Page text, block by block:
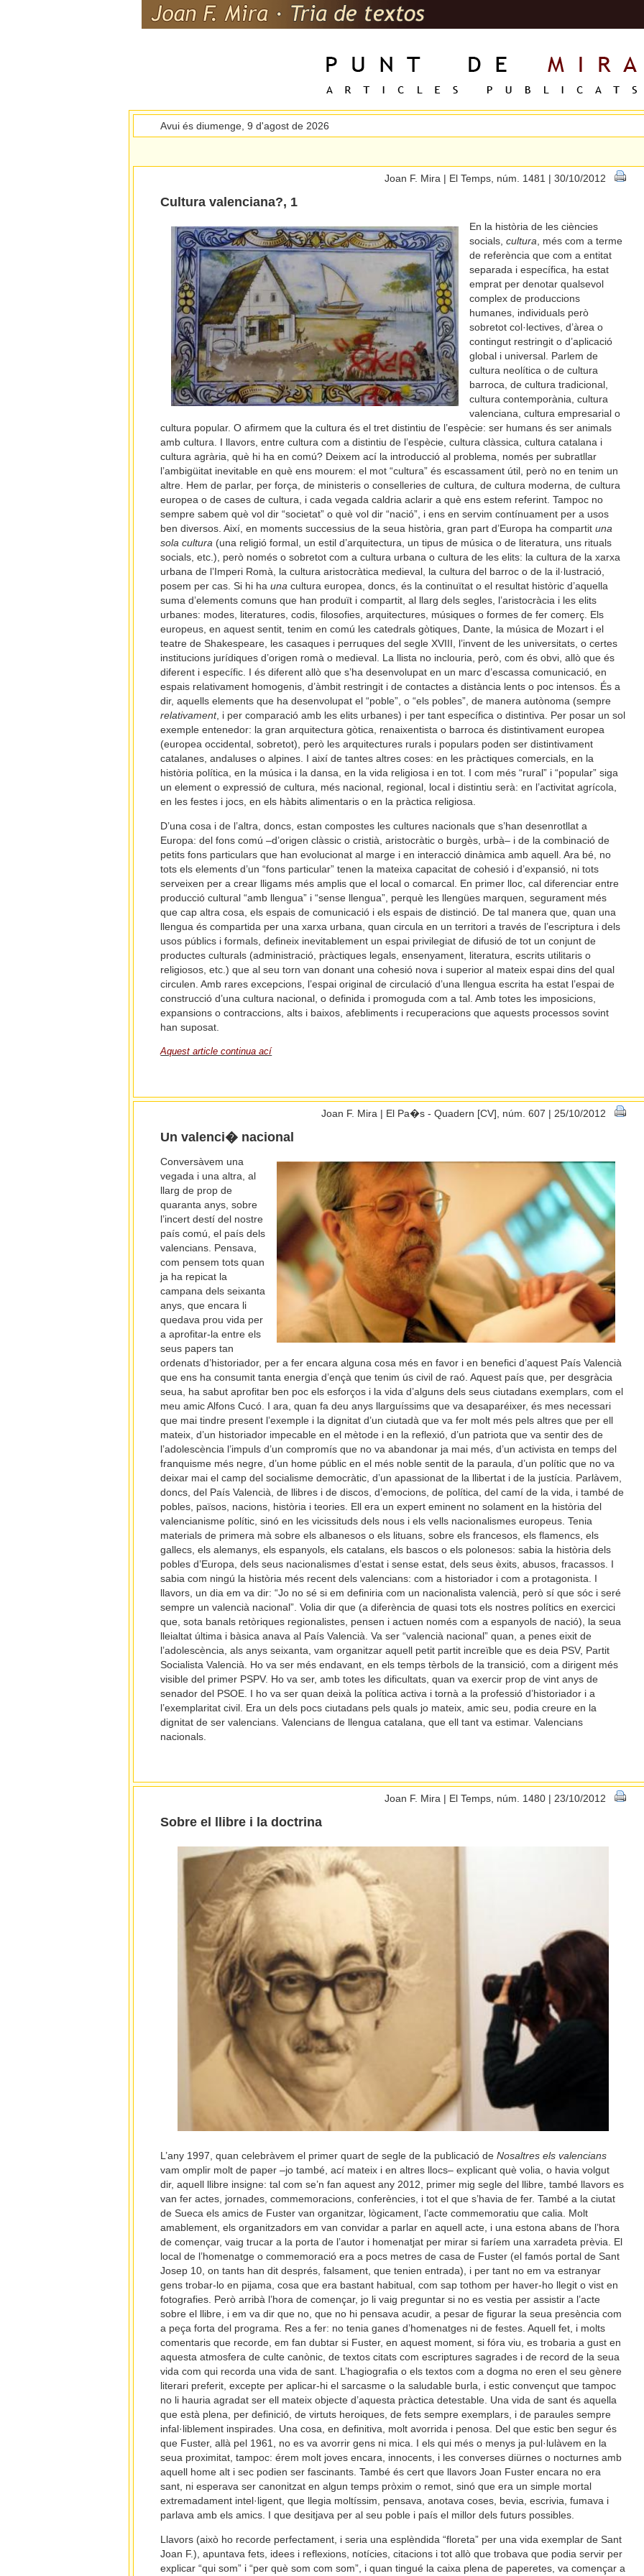
Avui és diumenge, 9 d'agost de 2026
Joan F. Mira | El Temps, núm. 1481 | 30/10/2012
Cultura valenciana?, 1
En la història de les ciències
socials,cultura, més com a terme
de referència que com a entitat
separada i específica, ha estat
emprat per denotar qualsevol
complex de produccions
humanes, individuals però
sobretot col·lectives, d’àrea o
contingut restringit o d’aplicació
global i universal. Parlem de
cultura neolítica o de cultura
barroca, de cultura tradicional,
cultura contemporània, cultura
valenciana, cultura empresarial o
cultura popular. O afirmem que la cultura és el tret distintiu de l’espècie: ser humans és ser animals
amb cultura. I llavors, entre cultura com a distintiu de l’espècie, cultura clàssica, cultura catalana i
cultura agrària, què hi ha en comú? Deixem ací la introducció al problema, només per subratllar
l’ambigüitat inevitable en què ens mourem: el mot “cultura” és escassament útil, però no en tenim un
altre. Hem de parlar, per força, de ministeris o conselleries de cultura, de cultura moderna, de cultura
europea o de cases de cultura, i cada vegada caldria aclarir a què ens estem referint. Tampoc no
sempre sabem què vol dir “societat” o què vol dir “nació”, i ens en servim contínuament per a usos
ben diversos. Així, en moments successius de la seua història, gran part d’Europa ha compartituna
sola cultura (una religió formal, un estil d’arquitectura, un tipus de música o de literatura, uns rituals
socials, etc.), però només o sobretot com a cultura urbana o cultura de les elits: la cultura de la xarxa
urbana de l’Imperi Romà, la cultura aristocràtica medieval, la cultura del barroc o de la il·lustració,
posem per cas. Si hi hauna cultura europea, doncs, és la continuïtat o el resultat històric d’aquella
suma d’elements comuns que han produït i compartit, al llarg dels segles, l’aristocràcia i les elits
urbanes: modes, literatures, codis, filosofies, arquitectures, músiques o formes de fer comerç. Els
europeus, en aquest sentit, tenim en comú les catedrals gòtiques, Dante, la música de Mozart i el
teatre de Shakespeare, les casaques i perruques del segle XVIII, l’invent de les universitats, o certes
institucions jurídiques d’origen romà o medieval. La llista no inclouria, però, com és obvi, allò que és
diferent i específic. I és diferent allò que s’ha desenvolupat en un marc d’escassa comunicació, en
espais relativament homogenis, d’àmbit restringit i de contactes a distància lents o poc intensos. És a
dir, aquells elements que ha desenvolupat el “poble”, o “els pobles”, de manera autònoma (sempre
relativament, i per comparació amb les elits urbanes) i per tant específica o distintiva. Per posar un sol
exemple entenedor: la gran arquitectura gòtica, renaixentista o barroca és distintivament europea
(europea occidental, sobretot), però les arquitectures rurals i populars poden ser distintivament
catalanes, andaluses o alpines. I així de tantes altres coses: en les pràctiques comercials, en la
història política, en la música i la dansa, en la vida religiosa i en tot. I com més “rural” i “popular” siga
un element o expressió de cultura, més nacional, regional, local i distintiu serà: en l’activitat agrícola,
en les festes i jocs, en els hàbits alimentaris o en la pràctica religiosa.
D’una cosa i de l’altra, doncs, estan compostes les cultures nacionals que s’han desenrotllat a
Europa: del fons comú –d’origen clàssic o cristià, aristocràtic o burgès, urbà– i de la combinació de
petits fons particulars que han evolucionat al marge i en interacció dinàmica amb aquell. Ara bé, no
tots els elements d’un “fons particular” tenen la mateixa capacitat de cohesió i d’expansió, ni tots
serveixen per a crear lligams més amplis que el local o comarcal. En primer lloc, cal diferenciar entre
producció cultural “amb llengua” i “sense llengua”, perquè les llengües marquen, segurament més
que cap altra cosa, els espais de comunicació i els espais de distinció. De tal manera que, quan una
llengua és compartida per una xarxa urbana, quan circula en un territori a través de l’escriptura i dels
usos públics i formals, defineix inevitablement un espai privilegiat de difusió de tot un conjunt de
productes culturals (administració, pràctiques legals, ensenyament, literatura, escrits utilitaris o
religiosos, etc.) que al seu torn van donant una cohesió nova i superior al mateix espai dins del qual
circulen. Amb rares excepcions, l’espai original de circulació d’una llengua escrita ha estat l’espai de
construcció d’una cultura nacional, o definida i promoguda com a tal. Amb totes les imposicions,
expansions o contraccions, alts i baixos, afebliments i recuperacions que aquests processos sovint
han suposat.
Aquest article continua ací
Joan F. Mira | El Pa�s - Quadern [CV], núm. 607 | 25/10/2012
Un valenci� nacional
Conversàvem una
vegada i una altra, al
llarg de prop de
quaranta anys, sobre
l’incert destí del nostre
país comú, el país dels
valencians. Pensava,
com pensem tots quan
ja ha repicat la
campana dels seixanta
anys, que encara li
quedava prou vida per
a aprofitar-la entre els
seus papers tan
ordenats d’historiador, per a fer encara alguna cosa més en favor i en benefici d’aquest País Valencià
que ens ha consumit tanta energia d’ençà que tenim ús civil de raó. Aquest país que, per desgràcia
seua, ha sabut aprofitar ben poc els esforços i la vida d’alguns dels seus ciutadans exemplars, com el
meu amic Alfons Cucó. I ara, quan fa deu anys llarguíssims que va desaparéixer, és mes necessari
que mai tindre present l’exemple i la dignitat d’un ciutadà que va fer molt més pels altres que per ell
mateix, d’un historiador impecable en el mètode i en la reflexió, d’un patriota que va sentir des de
l’adolescència l’impuls d’un compromís que no va abandonar ja mai més, d’un activista en temps del
franquisme més negre, d’un home públic en el més noble sentit de la paraula, d’un polític que no va
deixar mai el camp del socialisme democràtic, d’un apassionat de la llibertat i de la justícia. Parlàvem,
doncs, del País Valencià, de llibres i de discos, d’emocions, de política, del camí de la vida, i també de
pobles, països, nacions, història i teories. Ell era un expert eminent no solament en la història del
valencianisme polític, sinó en les vicissituds dels nous i els vells nacionalismes europeus. Tenia
materials de primera mà sobre els albanesos o els lituans, sobre els francesos, els flamencs, els
gallecs, els alemanys, els espanyols, els catalans, els bascos o els polonesos: sabia la història dels
pobles d’Europa, dels seus nacionalismes d’estat i sense estat, dels seus èxits, abusos, fracassos. I
sabia com ningú la història més recent dels valencians: com a historiador i com a protagonista. I
llavors, un dia em va dir: “Jo no sé si em definiria com un nacionalista valencià, però sí que sóc i seré
sempre un valencià nacional”. Volia dir que (a diferència de quasi tots els nostres polítics en exercici
que, sota banals retòriques regionalistes, pensen i actuen només com a espanyols de nació), la seua
lleialtat última i bàsica anava al País Valencià. Va ser “valencià nacional” quan, a penes eixit de
l’adolescència, als anys seixanta, vam organitzar aquell petit partit increïble que es deia PSV, Partit
Socialista Valencià. Ho va ser més endavant, en els temps tèrbols de la transició, com a dirigent més
visible del primer PSPV. Ho va ser, amb totes les dificultats, quan va exercir prop de vint anys de
senador del PSOE. I ho va ser quan deixà la política activa i tornà a la professió d’historiador i a
l’exemplaritat civil. Era un dels pocs ciutadans pels quals jo mateix, amic seu, podia creure en la
dignitat de ser valencians. Valencians de llengua catalana, que ell tant va estimar. Valencians
nacionals.
Joan F. Mira | El Temps, núm. 1480 | 23/10/2012
Sobre el llibre i la doctrina
L’any 1997, quan celebràvem el primer quart de segle de la publicació deNosaltres els valencians
vam omplir molt de paper –jo també, ací mateix i en altres llocs– explicant què volia, o havia volgut
dir, aquell llibre insigne: tal com se’n fan aquest any 2012, primer mig segle del llibre, també llavors es
van fer actes, jornades, commemoracions, conferències, i tot el que s’havia de fer. També a la ciutat
de Sueca els amics de Fuster van organitzar, lògicament, l’acte commemoratiu que calia. Molt
amablement, els organitzadors em van convidar a parlar en aquell acte, i una estona abans de l’hora
de començar, vaig trucar a la porta de l’autor i homenatjat per mirar si faríem una xarradeta prèvia. El
local de l’homenatge o commemoració era a pocs metres de casa de Fuster (el famós portal de Sant
Josep 10, on tants han dit després, falsament, que tenien entrada), i per tant no em va estranyar
gens trobar-lo en pijama, cosa que era bastant habitual, com sap tothom per haver-ho llegit o vist en
fotografies. Però arribà l’hora de començar, jo li vaig preguntar si no es vestia per assistir a l’acte
sobre el llibre, i em va dir que no, que no hi pensava acudir, a pesar de figurar la seua presència com
a peça forta del programa. Res a fer: no tenia ganes d’homenatges ni de festes. Aquell fet, i molts
comentaris que recorde, em fan dubtar si Fuster, en aquest moment, si fóra viu, es trobaria a gust en
aquesta atmosfera de culte canònic, de textos citats com escriptures sagrades i de record de la seua
vida com qui recorda una vida de sant. L’hagiografia o els textos com a dogma no eren el seu gènere
literari preferit, excepte per aplicar-hi el sarcasme o la saludable burla, i estic convençut que tampoc
no li hauria agradat ser ell mateix objecte d’aquesta pràctica detestable. Una vida de sant és aquella
que està plena, per definició, de virtuts heroiques, de fets sempre exemplars, i de paraules sempre
infal·liblement inspirades. Una cosa, en definitiva, molt avorrida i penosa. Del que estic ben segur és
que Fuster, allà pel 1961, no es va avorrir gens ni mica. I els qui més o menys ja pul·lulàvem en la
seua proximitat, tampoc: érem molt joves encara, innocents, i les converses diürnes o nocturnes amb
aquell home alt i sec podien ser fascinants. També és cert que llavors Joan Fuster encara no era
sant, ni esperava ser canonitzat en algun temps pròxim o remot, sinó que era un simple mortal
extremadament intel·ligent, que llegia moltíssim, pensava, anotava coses, bevia, escrivia, fumava i
parlava amb els amics. I que desitjava per al seu poble i país el millor dels futurs possibles.
Llavors (això ho recorde perfectament, i seria una esplèndida “floreta” per una vida exemplar de Sant
Joan F.), apuntava fets, idees i reflexions, notícies, citacions i tot allò que trobava que podia servir per
explicar “qui som” i “per què som com som”, i quan tingué la caixa plena de paperetes, va començar a